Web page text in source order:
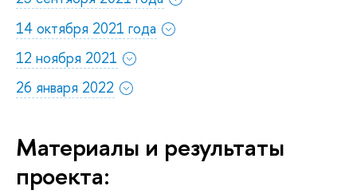
14 октября 2021 года
12 ноября 2021
26 января 2022
Материалы и результаты
проекта: